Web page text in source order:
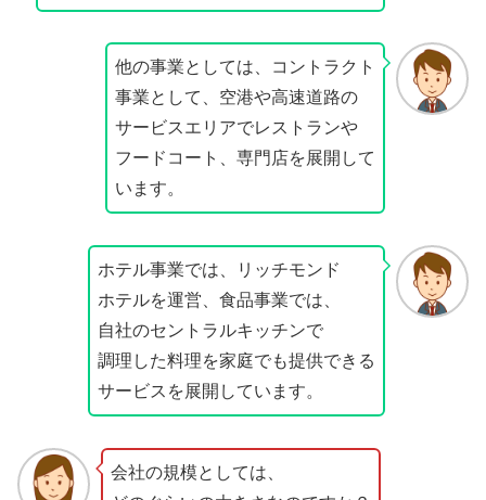
他の事業としては、コントラクト
事業として、空港や高速道路の
サービスエリアでレストランや
フードコート、専門店を展開して
います。
ホテル事業では、リッチモンド
ホテルを運営、食品事業では、
自社のセントラルキッチンで
調理した料理を家庭でも提供できる
サービスを展開しています。
会社の規模としては、